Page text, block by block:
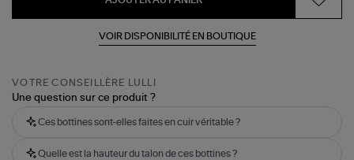
VOIR DISPONIBILITÉ EN BOUTIQUE
VOTRE CONSEILLÈRE LULLI
Une question sur ce produit ?
Ces bottines sont-elles faites en cuir véritable ?
Quelle est la hauteur du talon de ces bottines ?